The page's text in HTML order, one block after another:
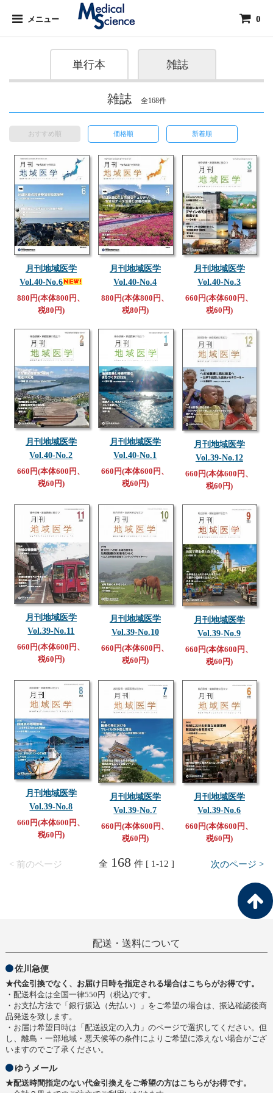
メニュー 0
単行本 雑誌
雑誌 全168件
おすすめ順 価格順 新着順
月刊地域医学
Vol.40-No.6
880円(本体800円、
税80円)
月刊地域医学
Vol.40-No.4
880円(本体800円、
税80円)
月刊地域医学
Vol.40-No.3
660円(本体600円、
税60円)
月刊地域医学
Vol.40-No.2
660円(本体600円、
税60円)
月刊地域医学
Vol.40-No.1
660円(本体600円、
税60円)
月刊地域医学
Vol.39-No.12
660円(本体600円、
税60円)
月刊地域医学
Vol.39-No.11
660円(本体600円、
税60円)
月刊地域医学
Vol.39-No.10
660円(本体600円、
税60円)
月刊地域医学
Vol.39-No.9
660円(本体600円、
税60円)
月刊地域医学
Vol.39-No.8
660円(本体600円、
税60円)
月刊地域医学
Vol.39-No.7
660円(本体600円、
税60円)
月刊地域医学
Vol.39-No.6
660円(本体600円、
税60円)
< 前のページ 次のページ >
全 168 件 [ 1-12 ]
配送・送料について
佐川急便
★代金引換でなく、お届け日時を指定される場合はこちらがお得です。
・配送料金は全国一律550円（税込)です。
・お支払方法で「銀行振込（先払い）」をご希望の場合は、振込確認後商
品発送を致します。
・お届け希望日時は「配送設定の入力」のページで選択してください。但
し、離島・一部地域・悪天候等の条件によりご希望に添えない場合がござ
いますのでご了承ください。
ゆうメール
★配送時間指定のない代金引換えをご希望の方はこちらがお得です。